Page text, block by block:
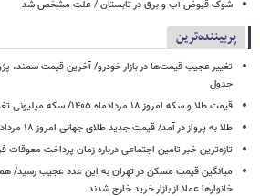
شوک قبوض آب و برق در تابستان / علت مشخص شد
پربیننده‌ترین
تغییر عجیب قیمت‌ها در بازار خودرو/ آخرین قیمت سمند،
جدول
قیمت طلا و سکه امروز ۱۸ مردادماه ۱۴۰۵/ سکه میلیونی تغییر کرد + جدول
طلا به پرواز در آمد/ قیمت جدید طلای جهانی امروز ۱۸ مرداد ۱۴۰۵
تازه‌ترین خبر تامین اجتماعی درباره زمان پرداخت معوقات
میانگین قیمت مسکن در تهران به این عدد عجیب رسید/ هم
خانوارها عملا از بازار خرید خارج شدند